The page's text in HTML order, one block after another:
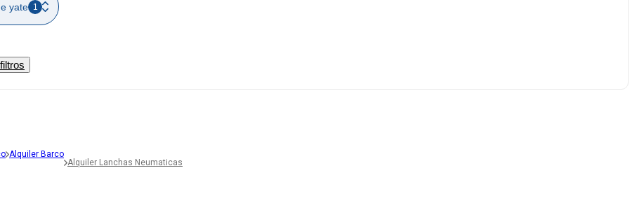
yate 1
Alquiler Barco
Alquiler Lanchas Neumaticas